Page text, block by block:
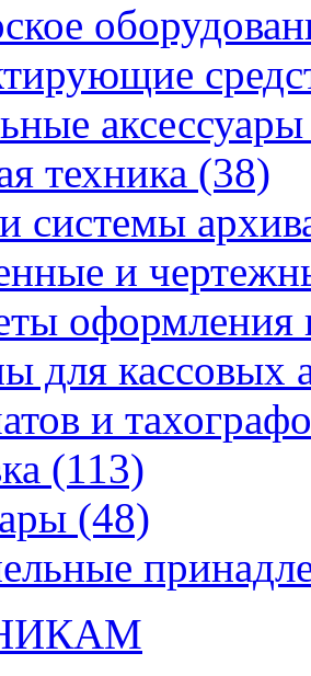
техника (38)
системы
и
оформления
для кассовых
и
(113)
(48)